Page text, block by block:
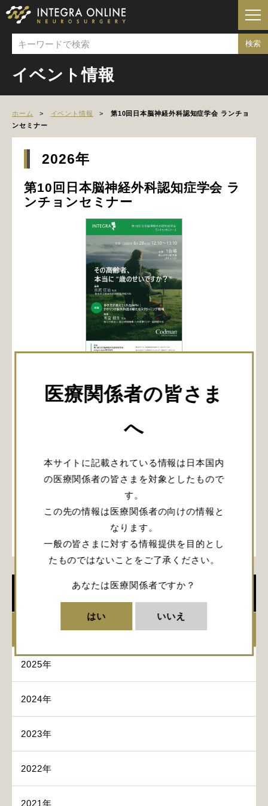
医療関係者の皆さま
へ
本サイトに記載されている情報は日本国内
の医療関係者の皆さまを対象としたもので
す。
この先の情報は医療関係者の向けの情報と
なります。
一般の皆さまに対する情報提供を目的とし
たものではないことをご了承ください。
あなたは医療関係者ですか？
はい いいえ
イベント情報
ホーム イベント情報
第10回日本脳神経外科認知症学会 ランチョ
ンセミナー
2025年
2024年
2023年
2022年
2021年
2026年
第10回日本脳神経外科認知症学会 ラ
ンチョンセミナー
日時：2026年6月28日（日） 12:10〜13:10
座長：田尻 征治 先生（熊本市立熊本市民病院 脳神
経外科）
歩き方が教えてくれるiNPH：かかりつけ脳外科医
の新たなスクリーニング戦略
雨宮 健生 先生（独立行政法人 国立病院機構 九州
医療センター 脳神経外科）